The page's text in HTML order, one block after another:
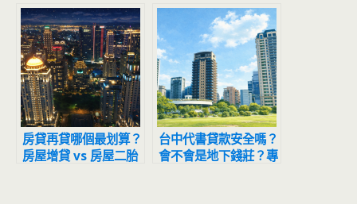
差異一次看懂
曝光：利率、額度與申
請流程一次看懂
房貸再貸哪個最划算？
房屋增貸 vs 房屋二胎
台中代書貸款安全嗎？
會不會是地下錢莊？專